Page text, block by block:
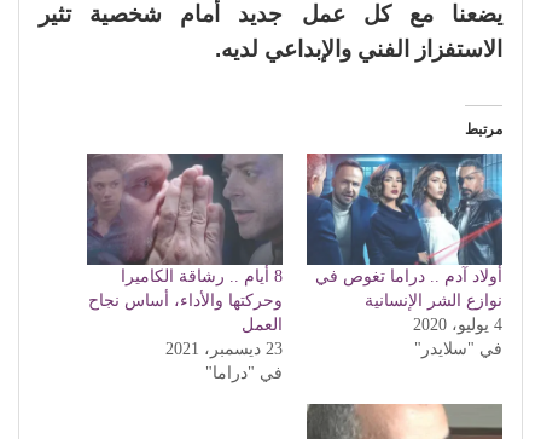
يضعنا مع كل عمل جديد أمام شخصية تثير
الاستفزاز الفني والإبداعي لديه.
مرتبط
أولاد آدم .. دراما تغوص في
نوازع الشر الإنسانية
4 يوليو، 2020
في "سلايدر"
8 أيام .. رشاقة الكاميرا
وحركتها والأداء، أساس نجاح
العمل
23 ديسمبر، 2021
في "دراما"